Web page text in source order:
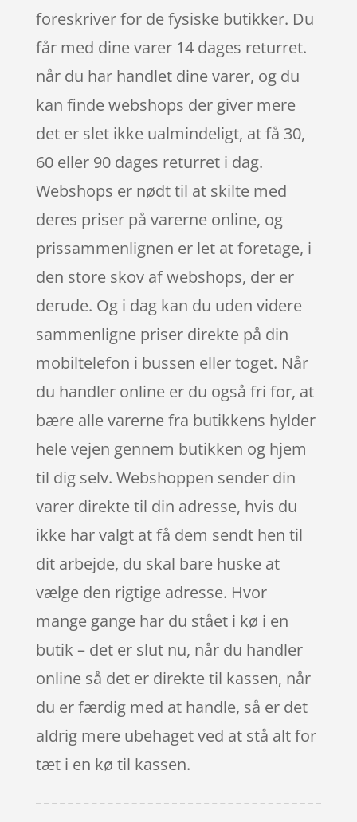
foreskriver for de fysiske butikker. Du
får med dine varer 14 dages returret.
når du har handlet dine varer, og du
kan finde webshops der giver mere
det er slet ikke ualmindeligt, at få 30,
60 eller 90 dages returret i dag.
Webshops er nødt til at skilte med
deres priser på varerne online, og
prissammenlignen er let at foretage, i
den store skov af webshops, der er
derude. Og i dag kan du uden videre
sammenligne priser direkte på din
mobiltelefon i bussen eller toget. Når
du handler online er du også fri for, at
bære alle varerne fra butikkens hylder
hele vejen gennem butikken og hjem
til dig selv. Webshoppen sender din
varer direkte til din adresse, hvis du
ikke har valgt at få dem sendt hen til
dit arbejde, du skal bare huske at
vælge den rigtige adresse. Hvor
mange gange har du stået i kø i en
butik – det er slut nu, når du handler
online så det er direkte til kassen, når
du er færdig med at handle, så er det
aldrig mere ubehaget ved at stå alt for
tæt i en kø til kassen.